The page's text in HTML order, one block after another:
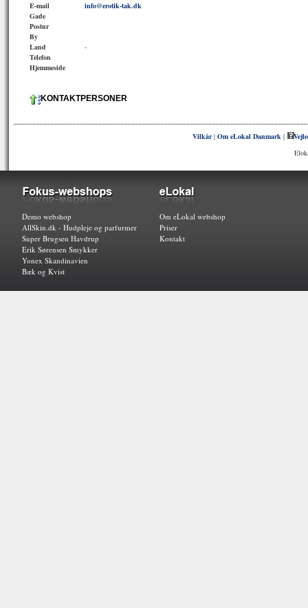
E-mail
info@erotik-tak.dk
Gade
Postnr
By
Land
-
Telefon
Hjemmeside
KONTAKTPERSONER
Vilkår|Om eLokal Danmark |
Demo webshop
AllSkin.dk - Hudpleje og parfurmer
Super Brugsen Havdrup
Erik Sørensen Smykker
Yonex Skandinavien
Bæk og Kvist
Om eLokal webshop
Priser
Kontakt